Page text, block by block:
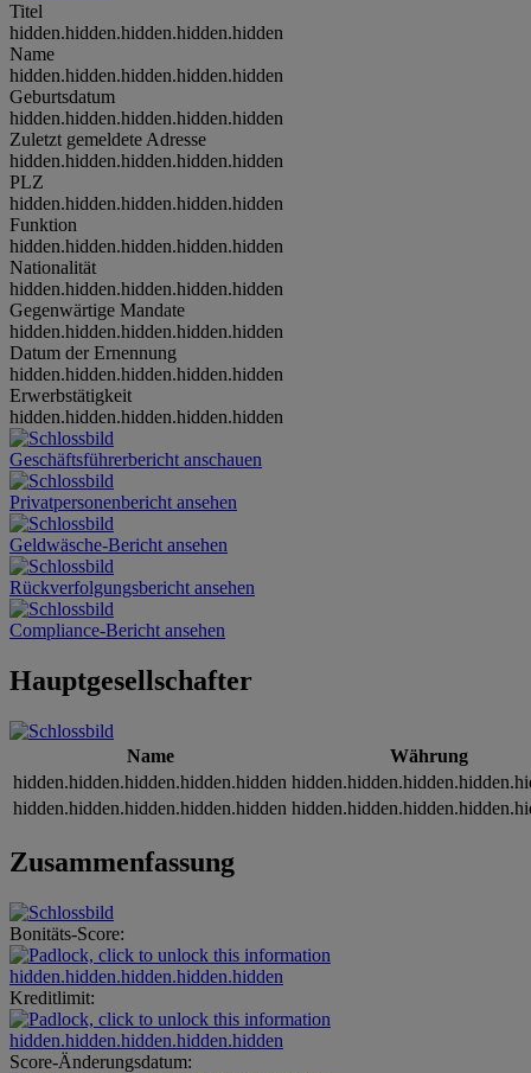
Titel
hidden.hidden.hidden.hidden.hidden
Name
hidden.hidden.hidden.hidden.hidden
Geburtsdatum
hidden.hidden.hidden.hidden.hidden
Zuletzt gemeldete Adresse
hidden.hidden.hidden.hidden.hidden
PLZ
hidden.hidden.hidden.hidden.hidden
Funktion
hidden.hidden.hidden.hidden.hidden
Nationalität
hidden.hidden.hidden.hidden.hidden
Gegenwärtige Mandate
hidden.hidden.hidden.hidden.hidden
Datum der Ernennung
hidden.hidden.hidden.hidden.hidden
Erwerbstätigkeit
hidden.hidden.hidden.hidden.hidden
Geschäftsführerbericht anschauen
Privatpersonenbericht ansehen
Geldwäsche-Bericht ansehen
Rückverfolgungsbericht ansehen
Compliance-Bericht ansehen
Hauptgesellschafter
Name
Währung
hidden.hidden.hidden.hidden.hidden
hidden.hidden.hidden.hidden.hidden
Zusammenfassung
Bonitäts-Score:
hidden.hidden.hidden.hidden.hidden
Kreditlimit:
hidden.hidden.hidden.hidden.hidden
Score-Änderungsdatum: